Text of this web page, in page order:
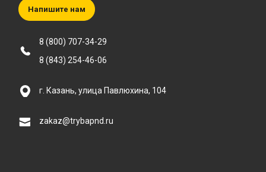
Напишите нам
8 (800) 707-34-29
8 (843) 254-46-06
г. Казань, улица Павлюхина, 104
zakaz@trybapnd.ru